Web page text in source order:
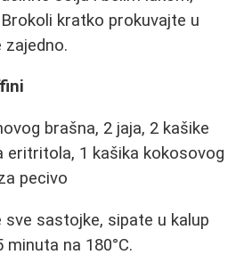
kratko prokuvajte u
zajedno.
brašna, 2 jaja, 2 kašike
eritritola, 1 kašika kokosovog
pecivo
sastojke, sipate u kalup
na 180°C.